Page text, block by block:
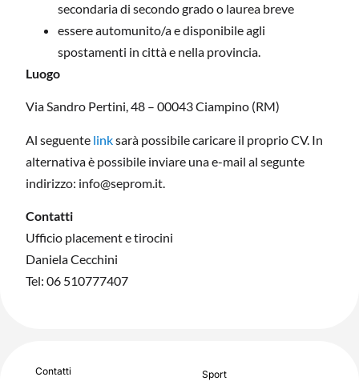
secondaria di secondo grado o laurea breve
essere automunito/a e disponibile agli
spostamenti in città e nella provincia.
Luogo
Via Sandro Pertini, 48 – 00043 Ciampino (RM)
Al seguente linksarà possibile caricare il proprio CV. In
alternativa è possibile inviare una e-mail al segunte
indirizzo: info@seprom.it.
Contatti
Ufficio placement e tirocini
Daniela Cecchini
Tel: 06 510777407
Contatti
Sport